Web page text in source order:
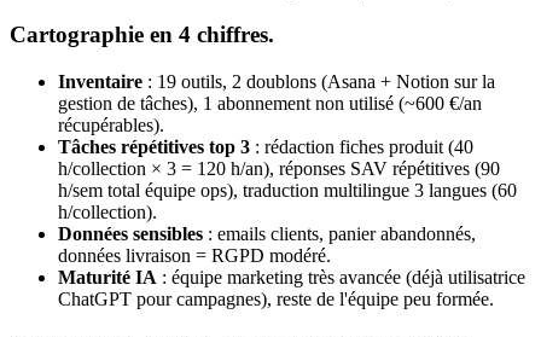
Cartographie en 4 chiffres.
Inventaire : 19 outils, 2 doublons (Asana + Notion sur la
gestion de tâches), 1 abonnement non utilisé (~600 €/an
récupérables).
Tâches répétitives top 3 : rédaction fiches produit (40
h/collection × 3 = 120 h/an), réponses SAV répétitives (90
h/sem total équipe ops), traduction multilingue 3 langues (60
h/collection).
Données sensibles : emails clients, panier abandonnés,
données livraison = RGPD modéré.
Maturité IA : équipe marketing très avancée (déjà utilisatrice
ChatGPT pour campagnes), reste de l'équipe peu formée.